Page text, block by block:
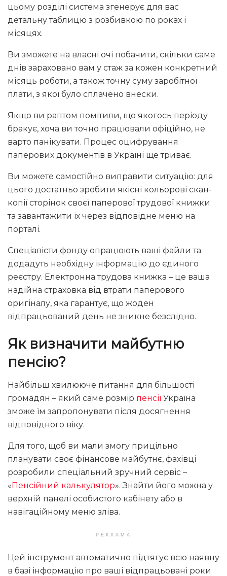
цьому розділі система згенерує для вас
детальну таблицю з розбивкою по роках і
місяцях.
Ви зможете на власні очі побачити, скільки саме
днів зараховано вам у стаж за кожен конкретний
місяць роботи, а також точну суму заробітної
плати, з якої було сплачено внески.
Якщо ви раптом помітили, що якогось періоду
бракує, хоча ви точно працювали офіційно, не
варто панікувати. Процес оцифрування
паперових документів в Україні ще триває.
Ви можете самостійно виправити ситуацію: для
цього достатньо зробити якісні кольорові скан-
копії сторінок своєї паперової трудової книжки
та завантажити їх через відповідне меню на
порталі.
Спеціалісти фонду опрацюють ваші файли та
додадуть необхідну інформацію до єдиного
реєстру. Електронна трудова книжка – це ваша
надійна страховка від втрати паперового
оригіналу, яка гарантує, що жоден
відпрацьований день не зникне безслідно.
Як визначити майбутню
пенсію?
Найбільш хвилююче питання для більшості
громадян – який саме розмір пенсії Україна
зможе їм запропонувати після досягнення
відповідного віку.
Для того, щоб ви мали змогу прицільно
планувати своє фінансове майбутнє, фахівці
розробили спеціальний зручний сервіс –
«Пенсійний калькулятор». Знайти його можна у
верхній панелі особистого кабінету або в
навігаційному меню зліва.
РЕКЛАМА
Цей інструмент автоматично підтягує всю наявну
в базі інформацію про ваші відпрацьовані роки